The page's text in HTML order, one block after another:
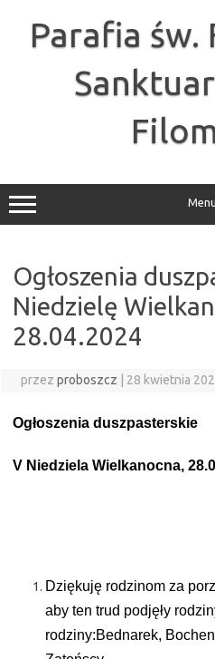
Parafia św.
Menu
Ogłoszenia
Niedzielę
28.04.2024
przez proboszcz 28 kwietnia
Ogłoszenia duszpasterskie
V Niedziela Wielkanocna,
Dziękuję rodzinom za
aby ten trud podjęły
rodziny:Bednarek,